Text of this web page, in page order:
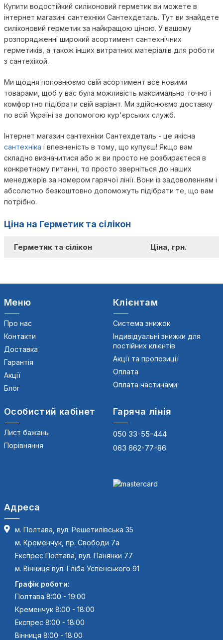
Купити водостійкий силіконовий герметик ви можете в
інтернет магазині сантехніки Сантехдеталь. Тут ви знайдете
силіконовий герметик за найкращою ціною. У вашому
розпорядженні широкий асортимент сантехнічних
герметиків, а також інших витратних матеріалів для роботи
з сантехікой.
Ми щодня поповнюємо свій асортимент все новими
товарами, щоб у вас була можливість максимально точно і
комфортно підібрати свій варіант. Ми здійснюємо доставку
по всій Україні за допомогою кур'єрських служб.
Інтернет магазин сантехніки Сантехдеталь - це якісна
сантехніка і впевненість в тому, що купуєш! Якщо вам
складно визначитися або ж ви просто не розбираєтеся в
конкретному питанні, то просто зверніться до наших
менеджерів за номером гарячої лінії. Вони із задоволенням і
абсолютно безкоштовно допоможуть підібрати те, що вам
потрібно.
Ціна на Герметик та сілікон
Герметик та сілікон Ціна, грн.
Меню
Про нас
Контакти
Доставка
Гарантія
Акції
Блог
Клієнтам
Система знижок
Індивідуальні знижки для
постійних клієнтів
Акції та пропозиції
Оплата
Оплата частинами
Особистий кабінет
Лист бажань
Порівняння
Гаряча лінія
050 33-55-444
063 662-77-86
Адреса
м. Полтава, вул. Решетилівська 35
м. Кременчук, пр. Свободи 7а
Експрес Полтава, вул. Панянки 77
м. Вінниця вул. Гліба Успенського 91
Графік роботи:
Полтава 8:00 - 19:00
Кременчук 8:00 - 18:00
Експрес 8:00 - 18:00
Вінниця 8:00 - 18:00